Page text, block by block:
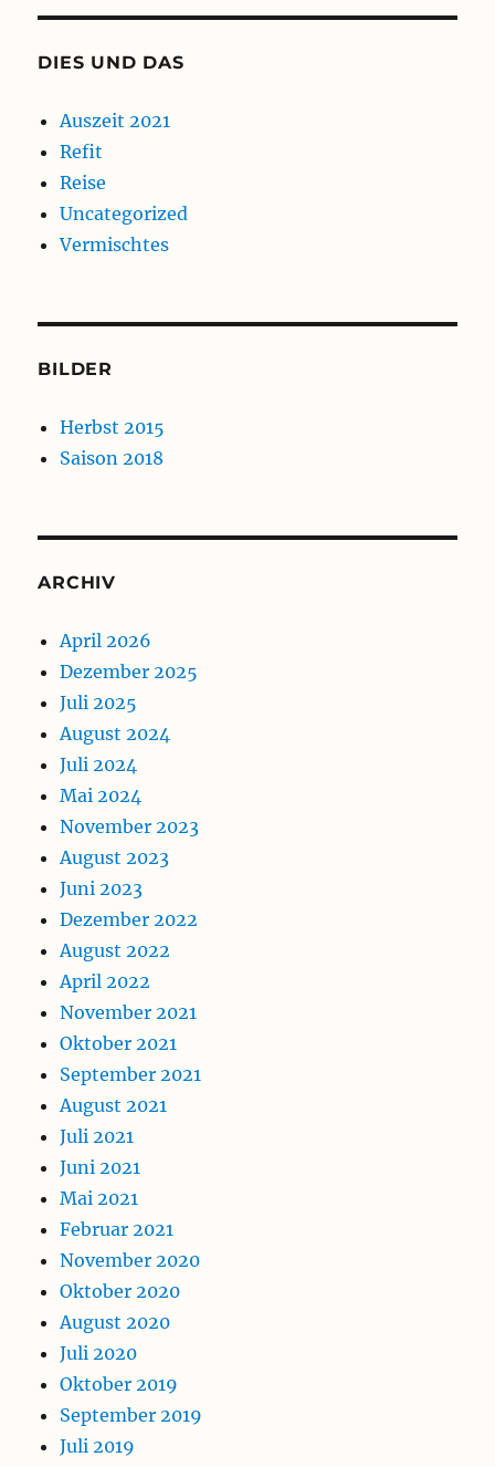
DIES UND DAS
Auszeit 2021
Refit
Reise
Uncategorized
Vermischtes
BILDER
Herbst 2015
Saison 2018
ARCHIV
April 2026
Dezember 2025
Juli 2025
August 2024
Juli 2024
Mai 2024
November 2023
August 2023
Juni 2023
Dezember 2022
August 2022
April 2022
November 2021
Oktober 2021
September 2021
August 2021
Juli 2021
Juni 2021
Mai 2021
Februar 2021
November 2020
Oktober 2020
August 2020
Juli 2020
Oktober 2019
September 2019
Juli 2019